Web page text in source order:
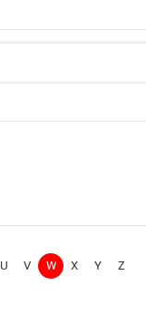
U V W X Y Z